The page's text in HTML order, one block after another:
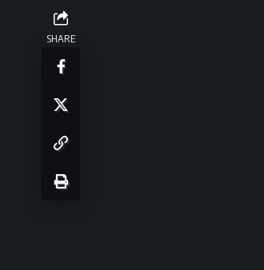
SHARE